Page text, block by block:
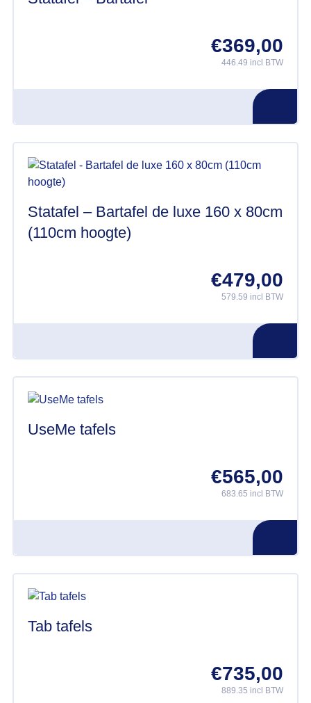
€369,00
446.49 incl BTW
Statafel – Bartafel de luxe 160 x 80cm
(110cm hoogte)
€479,00
579.59 incl BTW
UseMe tafels
€565,00
683.65 incl BTW
Tab tafels
€735,00
889.35 incl BTW